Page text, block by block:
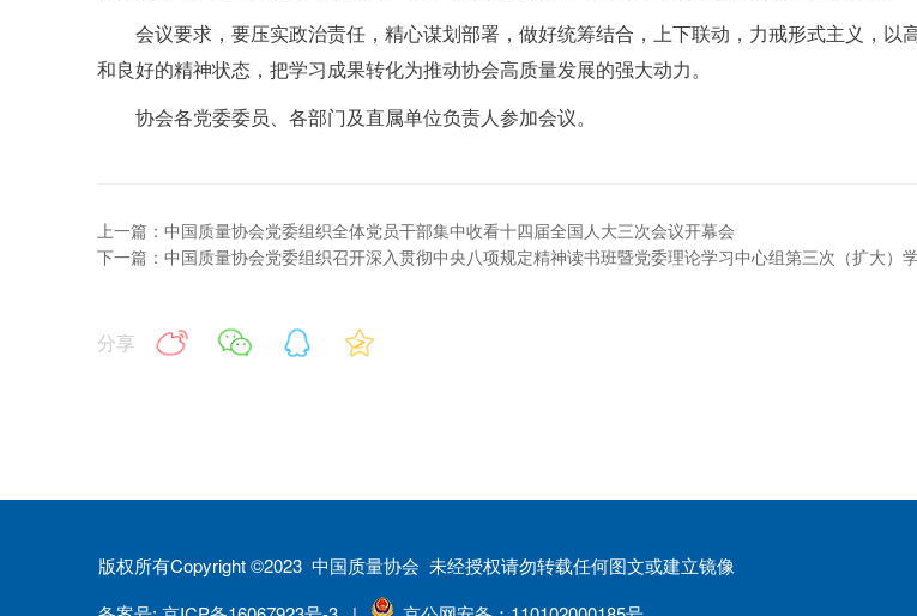
会议要求，要压实政治责任，精心谋划部署，做好统筹结合，上下联动，力戒形式主义，以
和良好的精神状态，把学习成果转化为推动协会高质量发展的强大动力。
协会各党委委员、各部门及直属单位负责人参加会议。
上一篇：中国质量协会党委组织全体党员干部集中收看十四届全国人大三次会议开幕会
下一篇：中国质量协会党委组织召开深入贯彻中央八项规定精神读书班暨党委理论学习中心组第三次（扩大）
分享
版权所有Copyright ©2023 中国质量协会 未经授权请勿转载任何图文或建立镜像